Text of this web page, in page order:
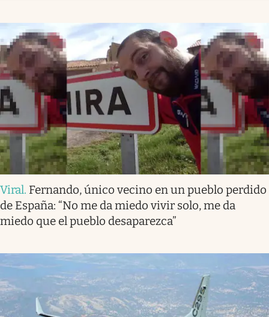
Viral. Fernando, único vecino en un pueblo perdido
de España: “No me da miedo vivir solo, me da
miedo que el pueblo desaparezca”